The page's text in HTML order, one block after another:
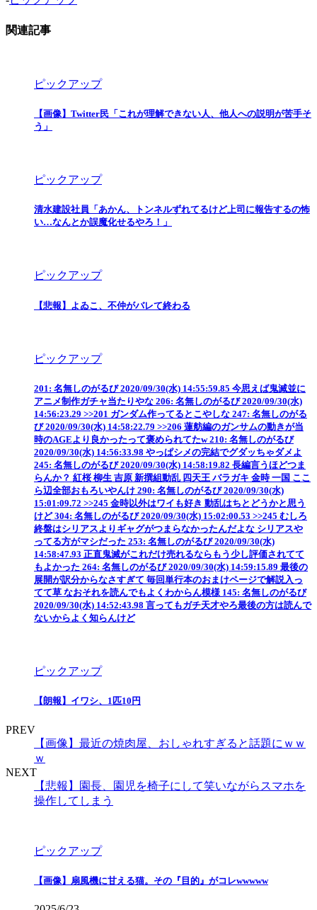
関連記事
ピックアップ
【画像】Twitter民「これが理解できない人、他人への説明が苦手そ
う」
ピックアップ
清水建設社員「あかん、トンネルずれてるけど上司に報告するの怖
い…なんとか誤魔化せるやろ！」
ピックアップ
【悲報】よゐこ、不仲がバレて終わる
ピックアップ
201: 名無しのがるび 2020/09/30(水) 14:55:59.85 今思えば鬼滅並に
アニメ制作ガチャ当たりやな 206: 名無しのがるび 2020/09/30(水)
14:56:23.29 >>201 ガンダム作ってるとこやしな 247: 名無しのがる
び 2020/09/30(水) 14:58:22.79 >>206 蓮舫編のガンサムの動きが当
時のAGEより良かったって褒められてたw 210: 名無しのがるび
2020/09/30(水) 14:56:33.98 やっぱシメの完結でグダッちゃダメよ
245: 名無しのがるび 2020/09/30(水) 14:58:19.82 長編言うほどつま
らんか？ 紅桜 柳生 吉原 新撰組動乱 四天王 バラガキ 金時 一国 ここ
ら辺全部おもろいやんけ 290: 名無しのがるび 2020/09/30(水)
15:01:09.72 >>245 金時以外はワイも好き 動乱はちとどうかと思う
けど 304: 名無しのがるび 2020/09/30(水) 15:02:00.53 >>245 むしろ
終盤はシリアスよりギャグがつまらなかったんだよな シリアスや
ってる方がマシだった 253: 名無しのがるび 2020/09/30(水)
14:58:47.93 正直鬼滅がこれだけ売れるならもう少し評価されてて
もよかった 264: 名無しのがるび 2020/09/30(水) 14:59:15.89 最後の
展開が訳分からなさすぎて 毎回単行本のおまけページで解説入っ
てて草 なおそれを読んでもよくわからん模様 145: 名無しのがるび
2020/09/30(水) 14:52:43.98 言ってもガチ天才やろ最後の方は読んで
ないからよく知らんけど
ピックアップ
【朗報】イワシ、1匹10円
PREV
【画像】最近の焼肉屋、おしゃれすぎると話題にｗｗ
ｗ
NEXT
【悲報】園長、園児を椅子にして笑いながらスマホを
操作してしまう
ピックアップ
【画像】扇風機に甘える猫。その『目的』がコレwwwww